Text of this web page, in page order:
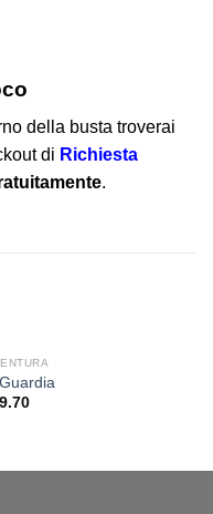
della busta troverai
di Richiesta
.